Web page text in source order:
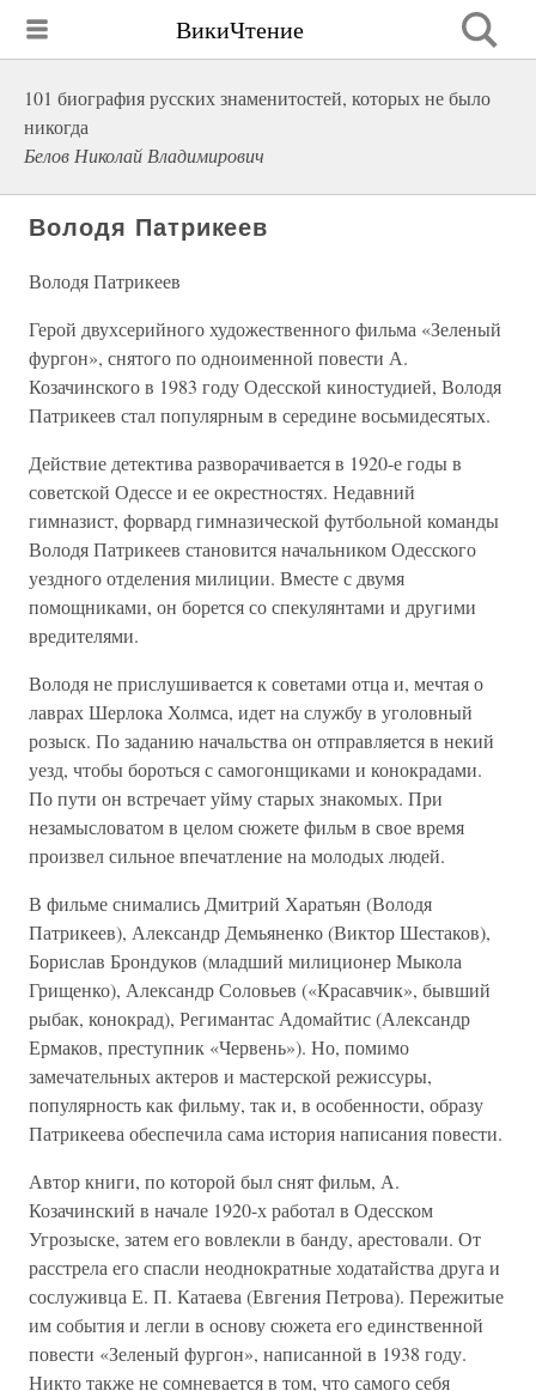
ВикиЧтение
101 биография русских знаменитостей, которых не было
никогда
Белов Николай Владимирович
Володя Патрикеев
Володя Патрикеев
Герой двухсерийного художественного фильма «Зеленый
фургон», снятого по одноименной повести А.
Козачинского в 1983 году Одесской киностудией, Володя
Патрикеев стал популярным в середине восьмидесятых.
Действие детектива разворачивается в 1920-е годы в
советской Одессе и ее окрестностях. Недавний
гимназист, форвард гимназической футбольной команды
Володя Патрикеев становится начальником Одесского
уездного отделения милиции. Вместе с двумя
помощниками, он борется со спекулянтами и другими
вредителями.
Володя не прислушивается к советами отца и, мечтая о
лаврах Шерлока Холмса, идет на службу в уголовный
розыск. По заданию начальства он отправляется в некий
уезд, чтобы бороться с самогонщиками и конокрадами.
По пути он встречает уйму старых знакомых. При
незамысловатом в целом сюжете фильм в свое время
произвел сильное впечатление на молодых людей.
В фильме снимались Дмитрий Харатьян (Володя
Патрикеев), Александр Демьяненко (Виктор Шестаков),
Борислав Брондуков (младший милиционер Мыкола
Грищенко), Александр Соловьев («Красавчик», бывший
рыбак, конокрад), Регимантас Адомайтис (Александр
Ермаков, преступник «Червень»). Но, помимо
замечательных актеров и мастерской режиссуры,
популярность как фильму, так и, в особенности, образу
Патрикеева обеспечила сама история написания повести.
Автор книги, по которой был снят фильм, А.
Козачинский в начале 1920-х работал в Одесском
Угрозыске, затем его вовлекли в банду, арестовали. От
расстрела его спасли неоднократные ходатайства друга и
сослуживца Е. П. Катаева (Евгения Петрова). Пережитые
им события и легли в основу сюжета его единственной
повести «Зеленый фургон», написанной в 1938 году.
Никто также не сомневается в том, что самого себя